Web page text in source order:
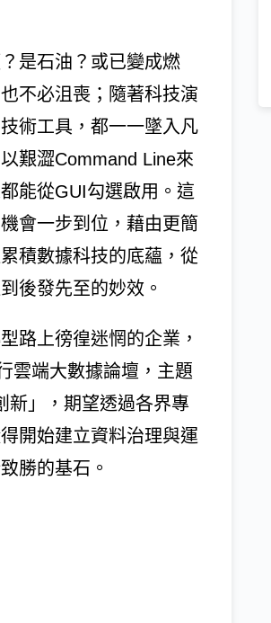
是石油？或已變成燃
不必沮喪；隨著科技演
術工具，都一一墜入凡
艱澀Command Line來
能從GUI勾選啟用。這
會一步到位，藉由更簡
積數據科技的底蘊，從
後發先至的妙效。
路上徬徨迷惘的企業，
雲端大數據論壇，主題
新」，期望透過各界專
開始建立資料治理與運
勝的基石。